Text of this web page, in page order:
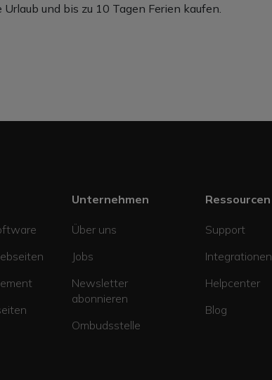
Urlaub und bis zu 10 Tagen Ferien kaufen.
Unternehmen
Über uns
Jobs
Newsletter
abonnieren
Ombudsstelle
Ressourcen
Support
Integrationen
Helpcenter
Blog